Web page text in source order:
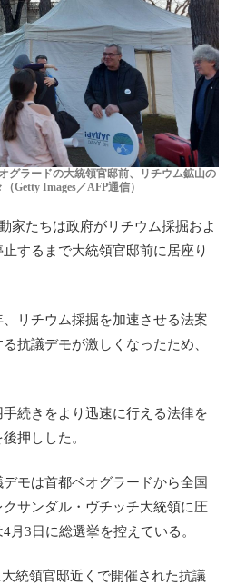
グラードの大統領官邸前、リチウム鉱山の
Getty Images／AFP通信）
家たちは政府がリチウム採掘およ
するまで大統領官邸前に居座り
リチウム採掘を加速させる法案
抗議デモが激しくなったため、
続きをより迅速に行える法律を
押しした。
モは首都ベオグラードから全国
サンダル・ヴチッチ大統領に圧
月3日に総選挙を控えている。
統領官邸近くで開催された抗議